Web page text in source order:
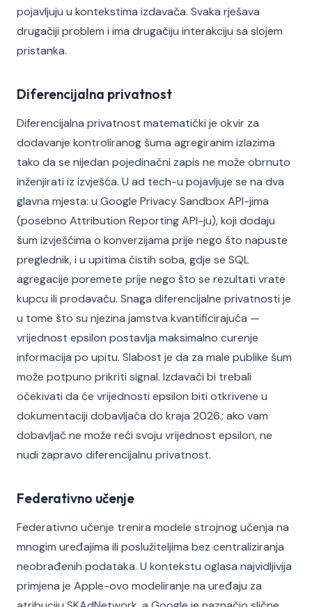
pojavljuju u kontekstima izdavača. Svaka rješava
drugačiji problem i ima drugačiju interakciju sa slojem
pristanka.
Diferencijalna privatnost
Diferencijalna privatnost matematički je okvir za
dodavanje kontroliranog šuma agregiranim izlazima
tako da se nijedan pojedinačni zapis ne može obrnuto
inženjirati iz izvješća. U ad tech-u pojavljuje se na dva
glavna mjesta: u Google Privacy Sandbox API-jima
(posebno Attribution Reporting API-ju), koji dodaju
šum izvješćima o konverzijama prije nego što napuste
preglednik, i u upitima čistih soba, gdje se SQL
agregacije poremete prije nego što se rezultati vrate
kupcu ili prodavaču. Snaga diferencijalne privatnosti je
u tome što su njezina jamstva kvantificirajuća —
vrijednost epsilon postavlja maksimalno curenje
informacija po upitu. Slabost je da za male publike šum
može potpuno prikriti signal. Izdavači bi trebali
očekivati da će vrijednosti epsilon biti otkrivene u
dokumentaciji dobavljača do kraja 2026.; ako vam
dobavljač ne može reći svoju vrijednost epsilon, ne
nudi zapravo diferencijalnu privatnost.
Federativno učenje
Federativno učenje trenira modele strojnog učenja na
mnogim uređajima ili poslužiteljima bez centraliziranja
neobrađenih podataka. U kontekstu oglasa najvidljivija
primjena je Apple-ovo modeliranje na uređaju za